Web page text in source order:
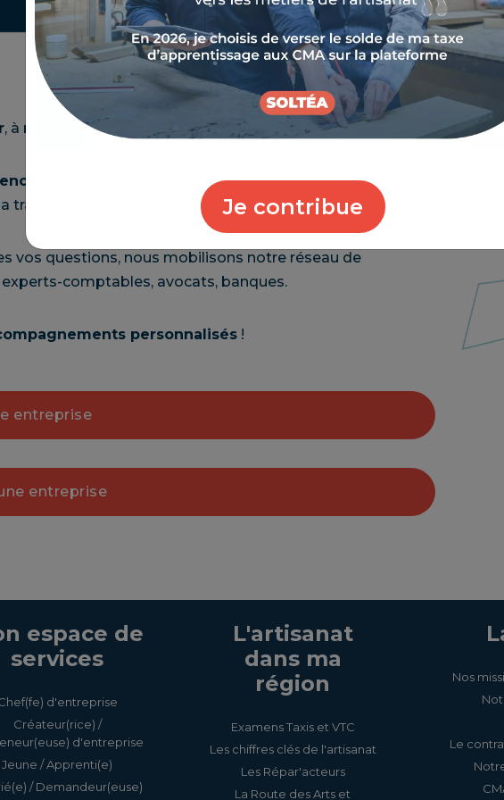
Je contribue
, à reprendreou à céder une activité ?
entre les cédants et les repreneurset vous
transmission de l’entreprise.
vos questions, nous mobilisons notre réseau de
comptables, avocats, banques.
personnalisés !
entreprise
En savoir +
entreprise
En savoir +
espace de
services
d'entreprise
Créateur(rice) /
d'entreprise
Jeune / Apprenti(e)
/ Demandeur(euse)
L'artisanat
dans ma
région
Examens Taxis et VTC
Les chiffres clés de l'artisanat
Les Répar'acteurs
La Route des Arts et
Nos
Le